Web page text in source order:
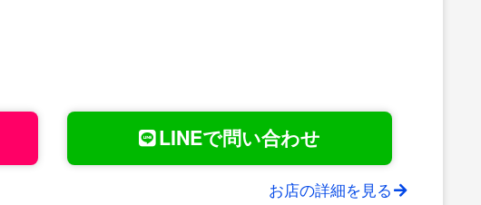
LINEで問い合わせ
お店の詳細を見る